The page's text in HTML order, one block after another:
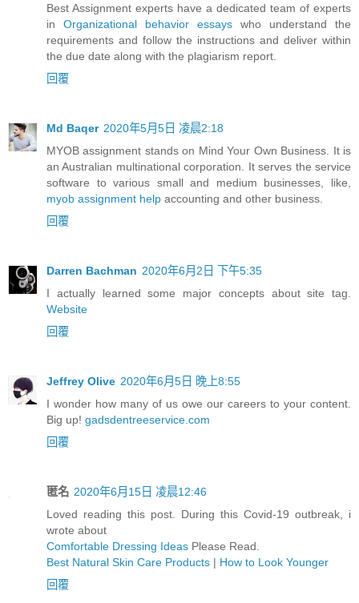
Best Assignment experts have a dedicated team of experts
in Organizational behavior essays who understand the
requirements and follow the instructions and deliver within
the due date along with the plagiarism report.
回覆
Md Baqer 2020年5月5日 凌晨2:18
MYOB assignment stands on Mind Your Own Business. It is
an Australian multinational corporation. It serves the service
software to various small and medium businesses, like,
myob assignment help accounting and other business.
回覆
Darren Bachman 2020年6月2日 下午5:35
I actually learned some major concepts about site tag.
Website
回覆
Jeffrey Olive 2020年6月5日 晚上8:55
I wonder how many of us owe our careers to your content.
Big up! gadsdentreeservice.com
回覆
匿名 2020年6月15日 凌晨12:46
Loved reading this post. During this Covid-19 outbreak, i
wrote about
Comfortable Dressing Ideas Please Read.
Best Natural Skin Care Products | How to Look Younger
回覆